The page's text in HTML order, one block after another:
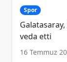
Spor
veda etti
16 Temmuz